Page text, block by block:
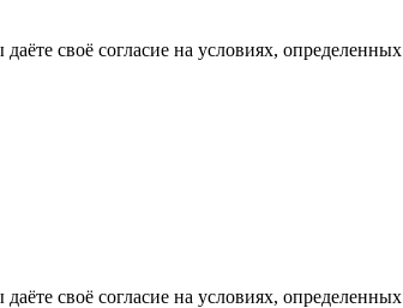
своё согласие на условиях, определенных
своё согласие на условиях, определенных